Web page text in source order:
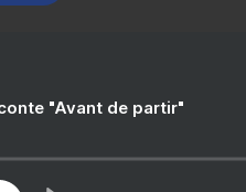
"Avant de partir"